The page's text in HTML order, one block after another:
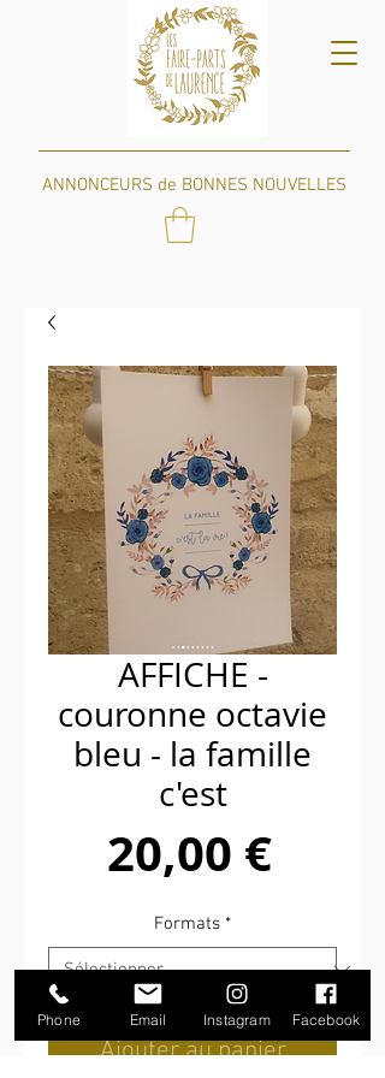
ANNONCEURS de BONNES NOUVELLES
AFFICHE -
couronne octavie
bleu - la famille
c'est
20,00 €Prix
Formats *
Ajouter au panier
Phone Email Instagram Facebook